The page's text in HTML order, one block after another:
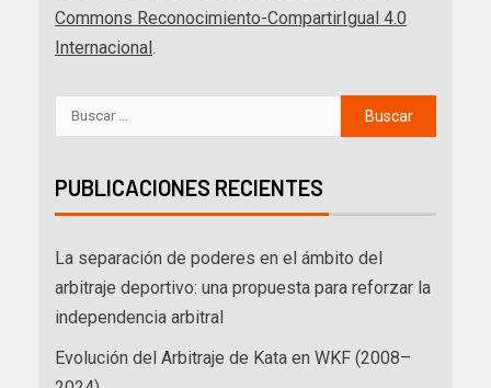
Commons Reconocimiento-CompartirIgual 4.0
Internacional
PUBLICACIONES RECIENTES
La separación de poderes en el ámbito del
arbitraje deportivo: una propuesta para reforzar la
independencia arbitral
Evolución del Arbitraje de Kata en WKF (2008–